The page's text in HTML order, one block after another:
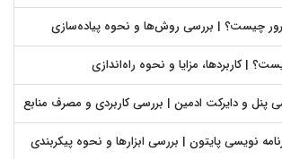
چیست؟ | بررسی روش‌ها و نحوه پیاده‌سازی
| کاربردها، مزایا و نحوه راه‌اندازی
و دایرکت ادمین | بررسی کاربردی و مصرف منابع
نویسی پایتون | بررسی ابزارها و نحوه پیکربندی